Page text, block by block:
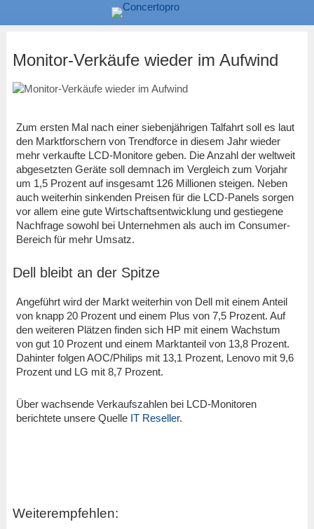
Monitor-Verkäufe wieder im Aufwind
Zum ersten Mal nach einer siebenjährigen Talfahrt soll es laut
den Marktforschern von Trendforce in diesem Jahr wieder
mehr verkaufte LCD-Monitore geben. Die Anzahl der weltweit
abgesetzten Geräte soll demnach im Vergleich zum Vorjahr
um 1,5 Prozent auf insgesamt 126 Millionen steigen. Neben
auch weiterhin sinkenden Preisen für die LCD-Panels sorgen
vor allem eine gute Wirtschaftsentwicklung und gestiegene
Nachfrage sowohl bei Unternehmen als auch im Consumer-
Bereich für mehr Umsatz.
Dell bleibt an der Spitze
Angeführt wird der Markt weiterhin von Dell mit einem Anteil
von knapp 20 Prozent und einem Plus von 7,5 Prozent. Auf
den weiteren Plätzen finden sich HP mit einem Wachstum
von gut 10 Prozent und einem Marktanteil von 13,8 Prozent.
Dahinter folgen AOC/Philips mit 13,1 Prozent, Lenovo mit 9,6
Prozent und LG mit 8,7 Prozent.
Über wachsende Verkaufszahlen bei LCD-Monitoren
berichtete unsere Quelle IT Reseller.
Weiterempfehlen: